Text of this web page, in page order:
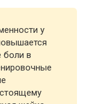
у
боли в